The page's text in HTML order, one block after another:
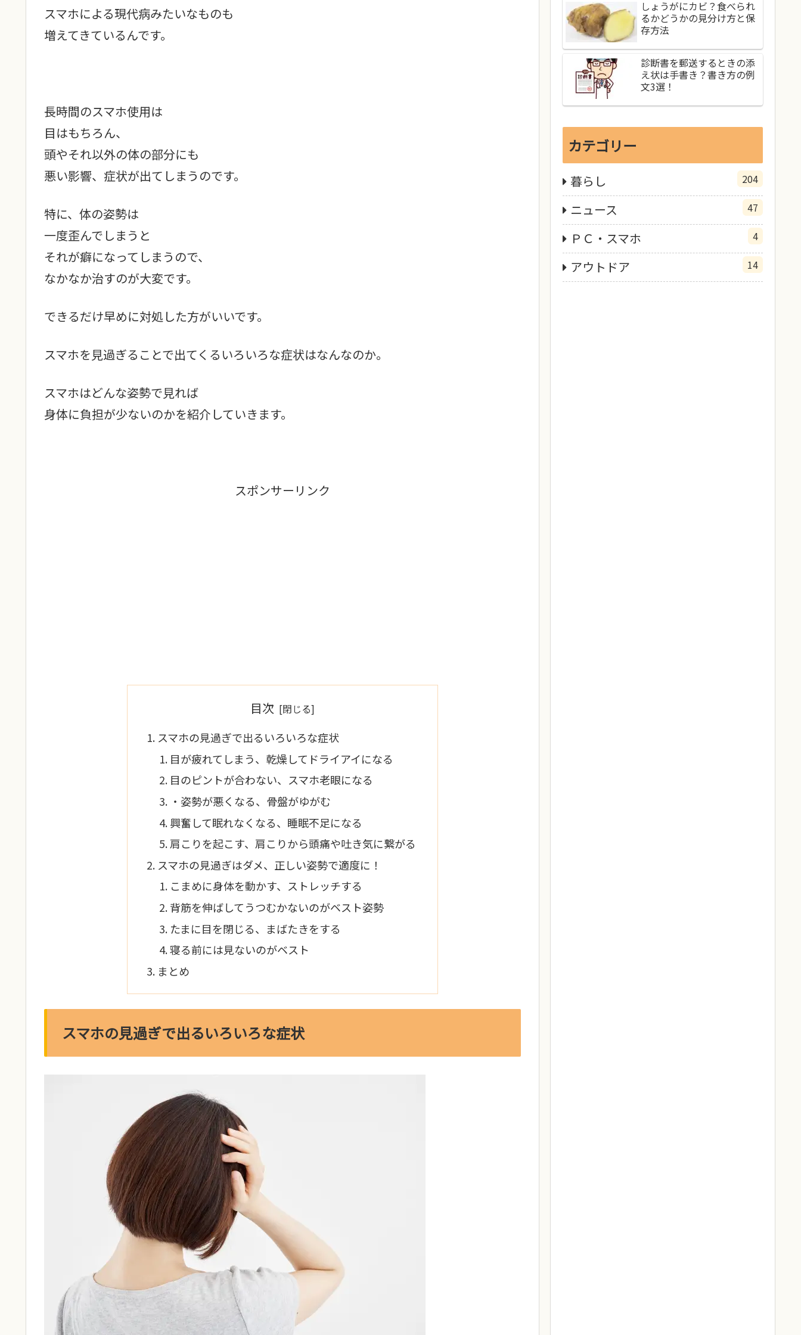
スマホによる現代病みたいなものも
増えてきているんです。
長時間のスマホ使用は
目はもちろん、
頭やそれ以外の体の部分にも
悪い影響、症状が出てしまうのです。
特に、体の姿勢は
一度歪んでしまうと
それが癖になってしまうので、
なかなか治すのが大変です。
できるだけ早めに対処した方がいいです。
スマホを見過ぎることで出てくるいろいろな症状はなんなのか。
スマホはどんな姿勢で見れば
身体に負担が少ないのかを紹介していきます。
スポンサーリンク
目次
スマホの見過ぎで出るいろいろな症状
目が疲れてしまう、乾燥してドライアイになる
目のピントが合わない、スマホ老眼になる
・姿勢が悪くなる、骨盤がゆがむ
興奮して眠れなくなる、睡眠不足になる
肩こりを起こす、肩こりから頭痛や吐き気に繋がる
スマホの見過ぎはダメ、正しい姿勢で適度に！
こまめに身体を動かす、ストレッチする
背筋を伸ばしてうつむかないのがベスト姿勢
たまに目を閉じる、まばたきをする
寝る前には見ないのがベスト
まとめ
スマホの見過ぎで出るいろいろな症状
しょうがにカビ？食べられ
るかどうかの見分け方と保
存方法
診断書を郵送するときの添
え状は手書き？書き方の例
文3選！
カテゴリー
暮らし 204
ニュース 47
ＰＣ・スマホ 4
アウトドア 14